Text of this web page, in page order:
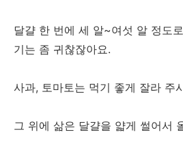
달걀 한 번에 세 알~여섯 알 정도
기는 좀 귀찮잖아요.
사과, 토마토는 먹기 좋게 잘라 주
그 위에 삶은 달걀을 얇게 썰어서